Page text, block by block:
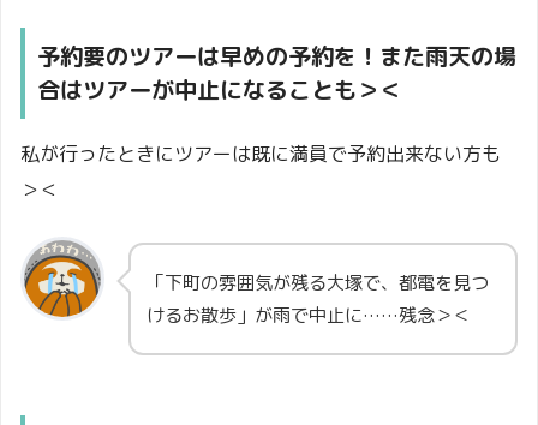
予約要のツアーは早めの予約を！また雨天の場
合はツアーが中止になることも＞＜
私が行ったときにツアーは既に満員で予約出来ない方も
＞＜
「下町の雰囲気が残る大塚で、都電を見つ
けるお散歩」が雨で中止に……残念＞＜